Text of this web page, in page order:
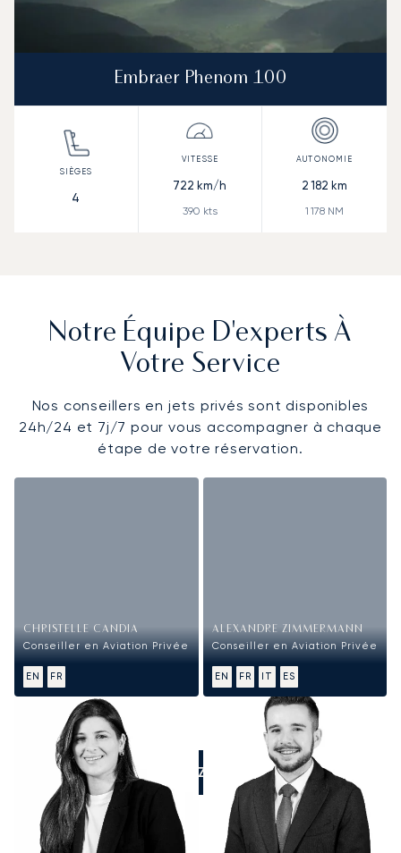
Embraer Phenom 100
4
722 km/h
390 kts
2 182 km
1 178 NM
Notre Équipe D'experts À
Votre Service
Nos conseillers en jets privés sont disponibles
24h/24 et 7j/7 pour vous accompagner à chaque
étape de votre réservation.
CHRISTELLE CANDIA
Conseiller en Aviation Privée
EN FR
ALEXANDRE ZIMMERMANN
Conseiller en Aviation Privée
EN FR IT ES
APPELEZ-NOUS